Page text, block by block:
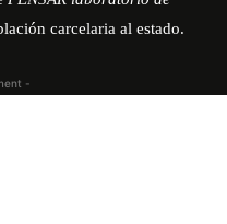
carcelaria al estado.
-